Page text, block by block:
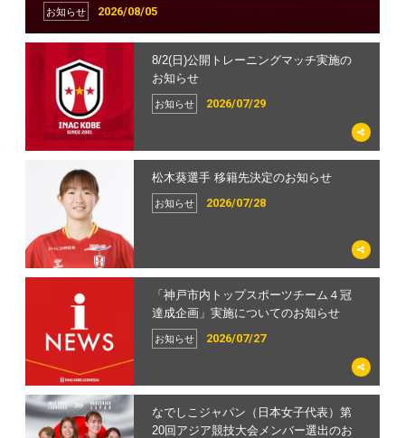
2026/08/05
お知らせ
2026/07/29
お知らせ
8/2(日)公開トレーニングマッチ実施の
お知らせ
2026/07/28
お知らせ
松木葵選手 移籍先決定のお知らせ
2026/07/27
お知らせ
「神戸市内トップスポーツチーム４冠
達成企画」実施についてのお知らせ
なでしこジャパン（日本女子代表）第
20回アジア競技大会メンバー選出のお